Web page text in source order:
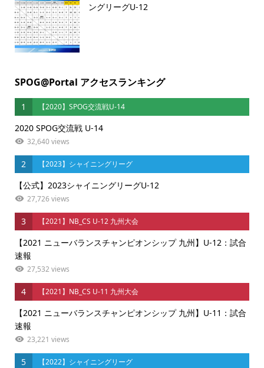
ングリーグU-12
SPOG@Portal アクセスランキング
1 【2020】SPOG交流戦U-14
2020 SPOG交流戦 U-14
32,640 views
2 【2023】シャイニングリーグ
【公式】2023シャイニングリーグU-12
27,726 views
3 【2021】NB_CS U-12 九州大会
【2021 ニューバランスチャンピオンシップ 九州】U-12：試合
速報
27,532 views
4 【2021】NB_CS U-11 九州大会
【2021 ニューバランスチャンピオンシップ 九州】U-11：試合
速報
23,221 views
5 【2022】シャイニングリーグ